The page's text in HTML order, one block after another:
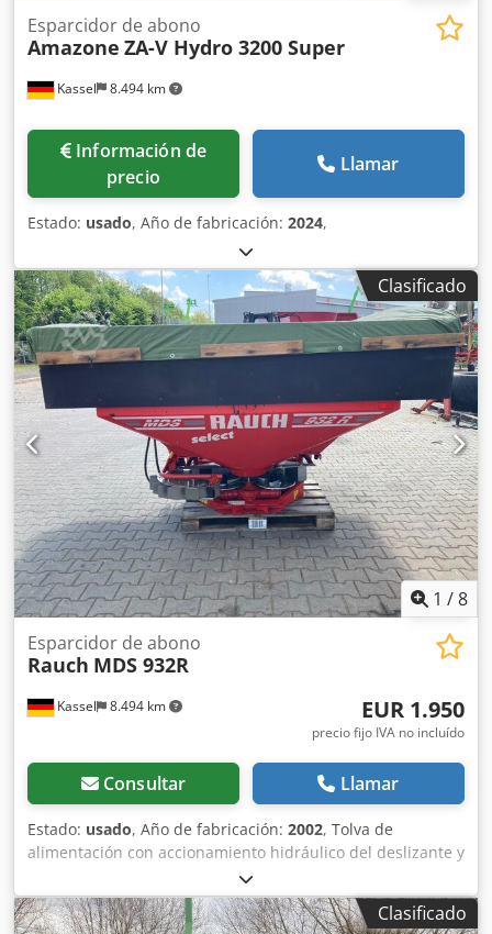
Kassel 8.494 km
Esparcidor de abono
Amazone ZA-V Hydro 3200 Super
Información de
precio
Llamar
Estado: usado, Año de fabricación: 2024,
Clasificado
1 /8
Kassel 8.494 km
Esparcidor de abono
Rauch MDS 932R
EUR 1.950
precio fijo IVA no incluído
Consultar Llamar
Estado: usado, Año de fabricación: 2002, Tolva de
alimentación con accionamiento hidráulico del deslizante y
unidad hidráulica de 3 vías, Telimat hidráulico / Unidad de
esparcido de borde. ¡Estado bien mantenido! Crjdpfx Aetp
I Idsixjf
Clasificado